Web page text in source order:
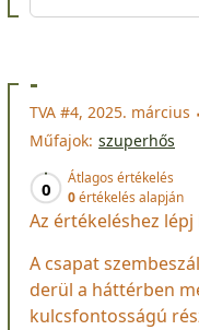
-
TVA #4, 2025. március
Műfajok: szuperhős
0
Átlagos értékelés
0értékelés alapján
Az értékeléshez lépj
A csapat
derül a háttérben
kulcsfontosságú